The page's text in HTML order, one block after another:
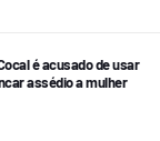
é acusado de usar
assédio a mulher